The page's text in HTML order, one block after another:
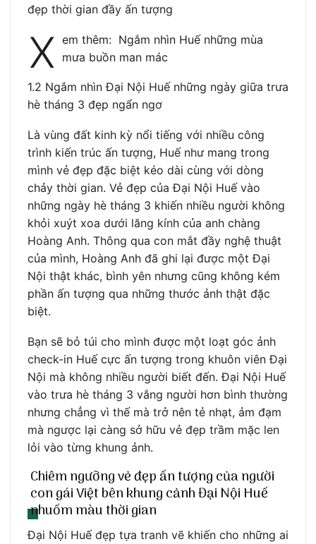
đẹp thời gian đầy ấn tượng
X em thêm: Ngắm nhìn Huế những mùa
mưa buồn man mác
1.2 Ngắm nhìn Đại Nội Huế những ngày giữa trưa
hè tháng 3 đẹp ngẩn ngơ
Là vùng đất kinh kỳ nổi tiếng với nhiều công
trình kiến trúc ấn tượng, Huế như mang trong
mình vẻ đẹp đặc biệt kéo dài cùng với dòng
chảy thời gian. Vẻ đẹp của Đại Nội Huế vào
những ngày hè tháng 3 khiến nhiều người không
khỏi xuýt xoa dưới lăng kính của anh chàng
Hoàng Anh. Thông qua con mắt đầy nghệ thuật
của mình, Hoàng Anh đã ghi lại được một Đại
Nội thật khác, bình yên nhưng cũng không kém
phần ấn tượng qua những thước ảnh thật đặc
biệt.
Bạn sẽ bỏ túi cho mình được một loạt góc ảnh
check-in Huế cực ấn tượng trong khuôn viên Đại
Nội mà không nhiều người biết đến. Đại Nội Huế
vào trưa hè tháng 3 vắng người hơn bình thường
nhưng chẳng vì thế mà trở nên tẻ nhạt, ảm đạm
mà ngược lại càng sở hữu vẻ đẹp trầm mặc len
lỏi vào từng khung ảnh.
Chiêm ngưỡng vẻ đẹp ấn tượng của người
con gái Việt bên khung cảnh Đại Nội Huế
nhuốm màu thời gian
Đại Nội Huế đẹp tựa tranh vẽ khiến cho những ai